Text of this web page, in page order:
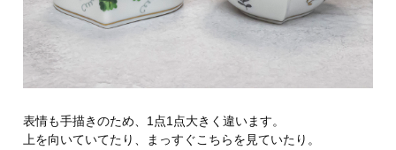
表情も手描きのため、1点1点大きく違います。
上を向いていてたり、まっすぐこちらを見ていたり。